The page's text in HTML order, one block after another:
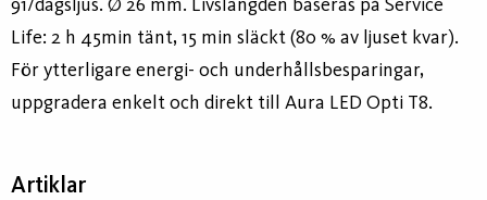
91/dagsljus. Ø 26 mm. Livslängden baseras på Service
Life: 2 h 45min tänt, 15 min släckt (80 % av ljuset kvar).
För ytterligare energi- och underhållsbesparingar,
uppgradera enkelt och direkt till Aura LED Opti T8.
Artiklar